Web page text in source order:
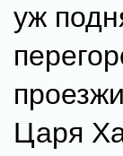
уж
Царя